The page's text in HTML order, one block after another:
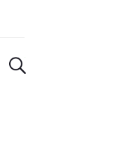
Поиск по сайту